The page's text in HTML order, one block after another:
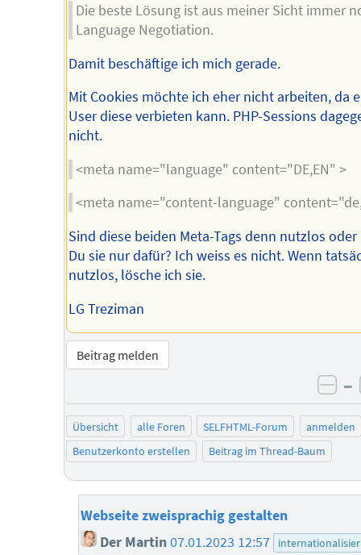
Die beste Lösung ist aus meiner Sicht immer
Language Negotiation.
Damit beschäftige ich mich gerade.
Mit Cookies möchte ich eher nicht arbeiten, da
User diese verbieten kann. PHP-Sessions
nicht.
<meta name="language" content="DE,EN" >
<meta name="content-language"
Sind diese beiden Meta-Tags denn nutzlos
Du sie nur dafür? Ich weiss es nicht. Wenn
nutzlos, lösche ich sie.
LG Treziman
Beitrag melden
–
Übersicht alle Foren SELFHTML-Forum
anmelden
Benutzerkonto erstellen
Beitrag im Thread-Baum
Webseite zweisprachig gestalten
Der Martin 07.01.2023 12:57